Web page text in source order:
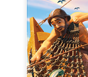
(pesta besar),
mengikut Yesus,
takjub melihat
orang berdosa,
yang cacat. Dia
seperti Yesus